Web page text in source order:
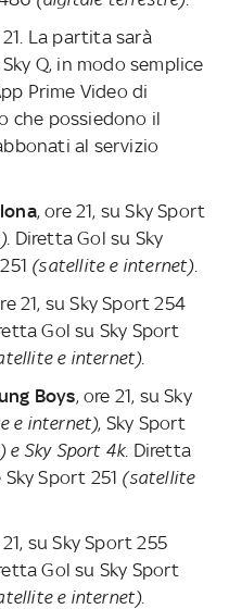
21. La partita sarà
Q, in modo semplice
Prime Video di
che possiedono il
al servizio
, ore 21, su Sky Sport
Diretta Gol su Sky
(satellite e internet).
21, su Sky Sport 254
Gol su Sky Sport
e internet).
Boys, ore 21, su Sky
e internet), Sky Sport
Sky Sport 4k. Diretta
Sport 251 (satellite
su Sky Sport 255
Gol su Sky Sport
e internet).